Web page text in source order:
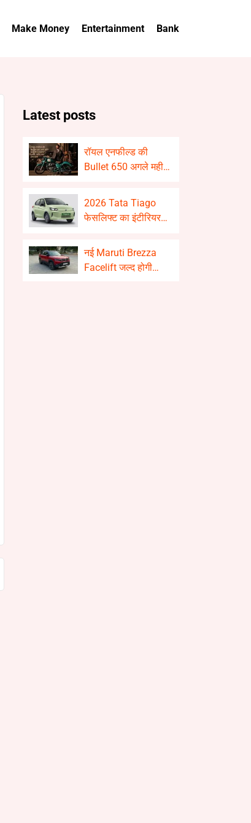
Make Money Entertainment Bank
Latest posts
रॉयल एनफील्ड की
Bullet 650 अगले महीने
खास
2026 Tata Tiago
फेसलिफ्ट का इंटीरियर
और कई नए फीचर्स से
होगी लैस
नई Maruti Brezza
Facelift जल्द होगी